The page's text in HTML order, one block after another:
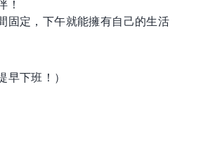
！
固定，下午就能擁有自己的生活
早下班！）